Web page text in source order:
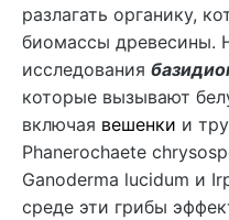
разлагать органику,
биомассы древесины.
исследования
которые вызывают
включая вешенки и
Phanerochaete
Ganoderma lucidum и
среде эти грибы